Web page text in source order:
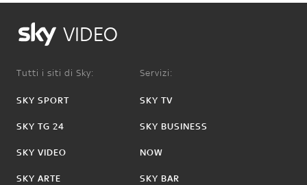
VIDEO
Tutti i siti di Sky:
SKY SPORT
SKY TG 24
SKY VIDEO
SKY ARTE
Servizi:
SKY TV
SKY BUSINESS
NOW
SKY BAR